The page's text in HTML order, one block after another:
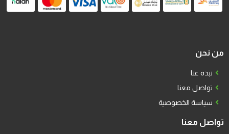
من نحن
نبذه عنا
تواصل معنا
سياسة الخصوصية
تواصل معنا